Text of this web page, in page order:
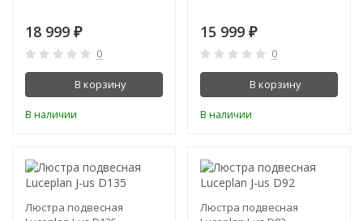
18 999 ₽
0
В корзину
В наличии
15 999 ₽
0
В корзину
В наличии
Люстра подвесная
Люстра подвесная